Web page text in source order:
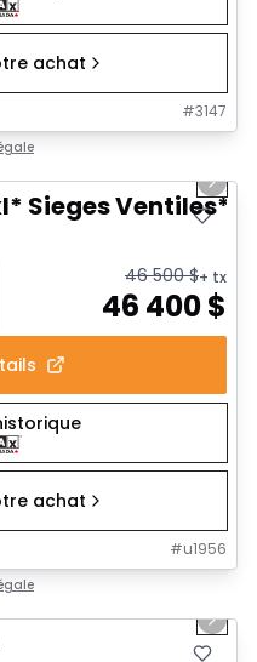
achat
#3147
Next
Sieges
46 500$+ tx
46 400$
achat
#u1956
Next